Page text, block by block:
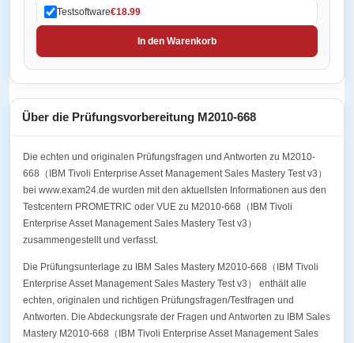
Testsoftware€18.99
In den Warenkorb
Über die Prüfungsvorbereitung M2010-668
Die echten und originalen Prüfungsfragen und Antworten zu M2010-
668（IBM Tivoli Enterprise Asset Management Sales Mastery Test v3）
bei www.exam24.de wurden mit den aktuellsten Informationen aus den
Testcentern PROMETRIC oder VUE zu M2010-668（IBM Tivoli
Enterprise Asset Management Sales Mastery Test v3）
zusammengestellt und verfasst.
Die Prüfungsunterlage zu IBM Sales Mastery M2010-668（IBM Tivoli
Enterprise Asset Management Sales Mastery Test v3） enthält alle
echten, originalen und richtigen Prüfungsfragen/Testfragen und
Antworten. Die Abdeckungsrate der Fragen und Antworten zu IBM Sales
Mastery M2010-668（IBM Tivoli Enterprise Asset Management Sales